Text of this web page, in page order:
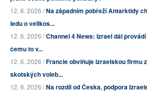
12. 6. 2026 /Na západním pobřeží Antarktidy
ledu o velikos...
12. 6. 2026 /Channel 4 News: Izrael dál
čemu to v...
12. 6. 2026 /Francie obviňuje izraelskou firmu
skotských voleb...
12. 6. 2026 /Na rozdíl od Česka, podpora